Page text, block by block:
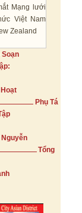
Mạng lưới
Việt Nam
Zealand
Soạn
Phụ Tá
Nguyễn
Tổng